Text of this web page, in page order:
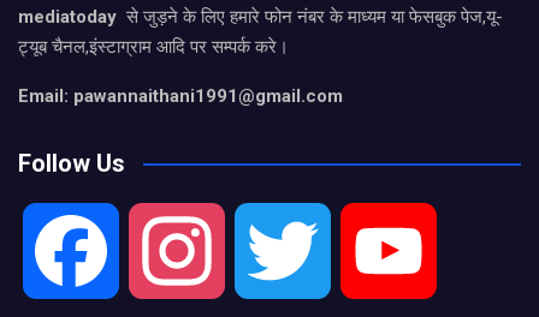
mediatoday से जुड़ने के लिए हमारे फोन नंबर के माध्यम या फेसबुक पेज,यू-
ट्यूब चैनल,इंस्टाग्राम आदि पर सम्पर्क करे।
Email: pawannaithani1991@gmail.com
Follow Us